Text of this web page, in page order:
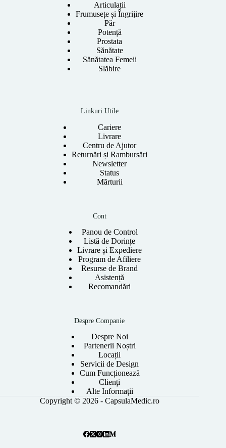
Articulații
Frumusețe și Îngrijire
Păr
Potență
Prostata
Sănătate
Sănătatea Femeii
Slăbire
Linkuri Utile
Cariere
Livrare
Centru de Ajutor
Returnări și Rambursări
Newsletter
Status
Mărturii
Cont
Panou de Control
Listă de Dorințe
Livrare și Expediere
Program de Afiliere
Resurse de Brand
Asistență
Recomandări
Despre Companie
Despre Noi
Partenerii Noștri
Locații
Servicii de Design
Cum Funcționează
Clienți
Alte Informații
Copyright © 2026 - CapsulaMedic.ro